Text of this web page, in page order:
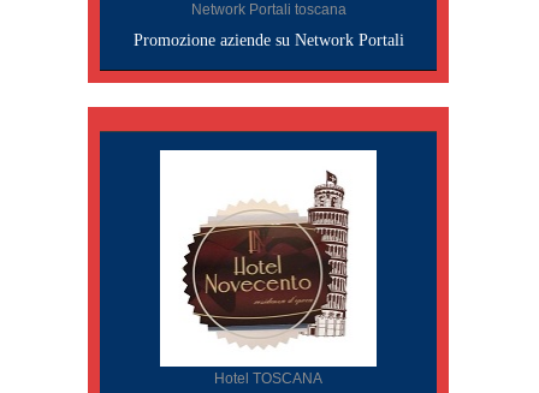
Network Portali toscana
Promozione aziende su Network Portali
Hotel TOSCANA